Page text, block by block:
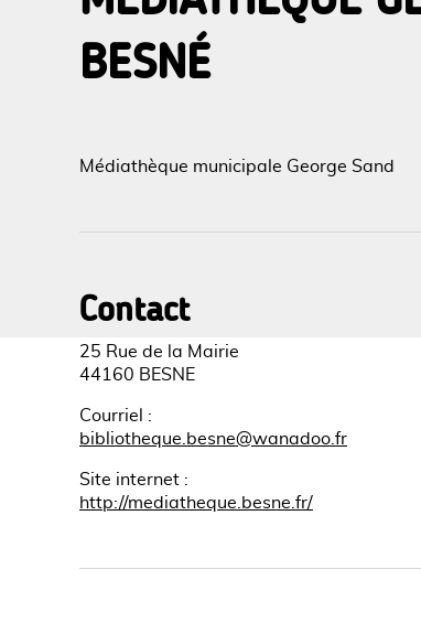
BESNÉ
Médiathèque municipale George Sand
Contact
25 Rue de la Mairie
44160 BESNE
Courriel
:
bibliotheque.besne@wanadoo.fr
Site internet :
http://mediatheque.besne.fr/